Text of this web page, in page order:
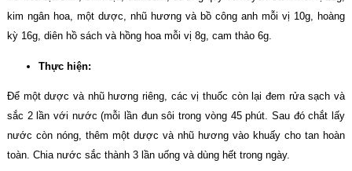
kim ngân hoa, một dược, nhũ hương và bồ công anh mỗi vị 10g, hoàng
kỳ 16g, diên hồ sách và hồng hoa mỗi vị 8g, cam thảo 6g.
Thực hiện:
Để một dược và nhũ hương riêng, các vị thuốc còn lại đem rửa sạch và
sắc 2 lần với nước (mỗi lần đun sôi trong vòng 45 phút. Sau đó chắt lấy
nước còn nóng, thêm một dược và nhũ hương vào khuấy cho tan hoàn
toàn. Chia nước sắc thành 3 lần uống và dùng hết trong ngày.